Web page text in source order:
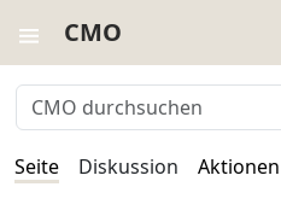
CMO
Seite Diskussion Aktionen